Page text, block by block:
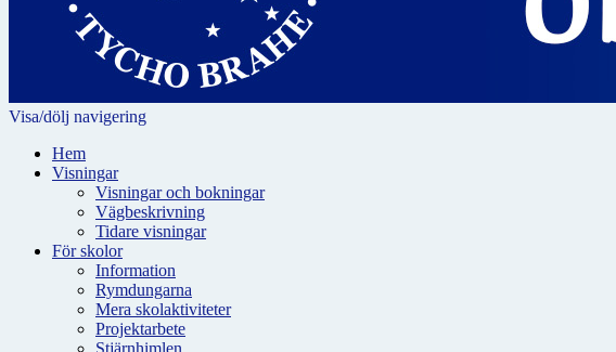
Visa/dölj navigering
Hem
Visningar
Visningar och bokningar
Vägbeskrivning
Tidare visningar
För skolor
Information
Rymdungarna
Mera skolaktiviteter
Projektarbete
Stjärnhimlen